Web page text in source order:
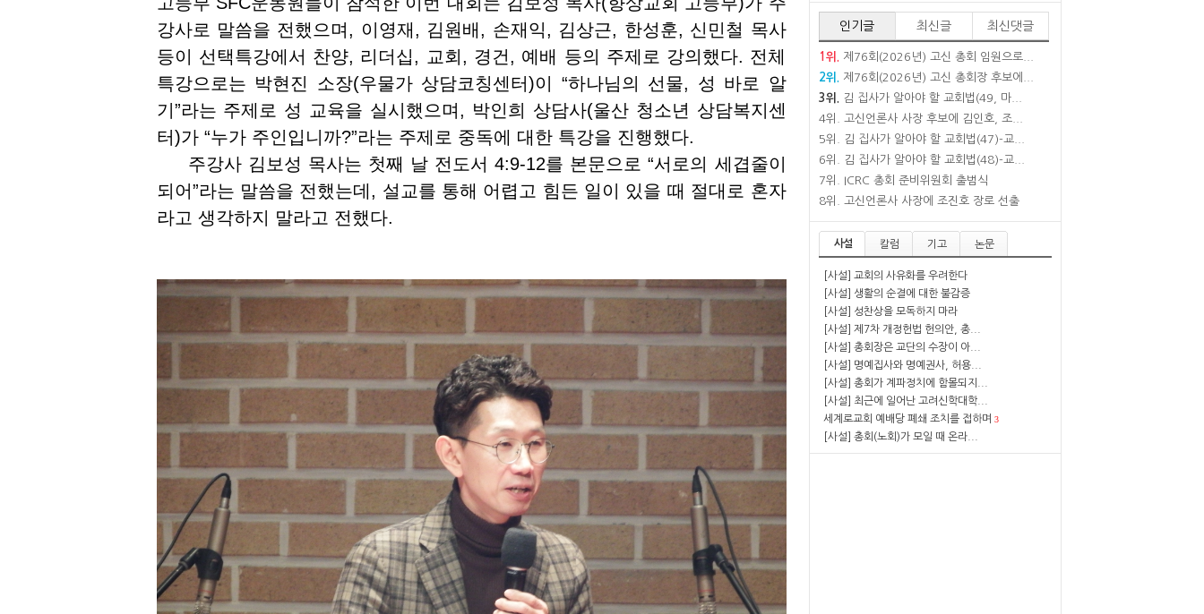
강사로 말씀을 전했으며, 이영재, 김원배, 손재익, 김상근, 한성훈, 신민철 목사
등이 선택특강에서 찬양, 리더십, 교회, 경건, 예배 등의 주제로 강의했다. 전체
특강으로는 박현진 소장(우물가 상담코칭센터)이 “하나님의 선물, 성 바로 알
기”라는 주제로 성 교육을 실시했으며, 박인희 상담사(울산 청소년 상담복지센
터)가 “누가 주인입니까?”라는 주제로 중독에 대한 특강을 진행했다.
주강사 김보성 목사는 첫째 날 전도서 4:9-12를 본문으로 “서로의 세겹줄이
되어”라는 말씀을 전했는데, 설교를 통해 어렵고 힘든 일이 있을 때 절대로 혼자
라고 생각하지 말라고 전했다.
인기글 최신글 최신댓글
1위.
제76회(2026년) 고신 총회 임원으로...
2위.
제76회(2026년) 고신 총회장 후보에...
3위.
김 집사가 알아야 할 교회법(49, 마...
4위.
고신언론사 사장 후보에 김인호, 조...
5위.
김 집사가 알아야 할 교회법(47)-교...
6위.
김 집사가 알아야 할 교회법(48)-교...
7위.
ICRC 총회 준비위원회 출범식
8위.
고신언론사 사장에 조진호 장로 선출
사설 칼럼 기고 논문
[사설] 교회의 사유화를 우려한다
[사설] 생활의 순결에 대한 불감증
[사설] 성찬상을 모독하지 마라
[사설] 제7차 개정헌법 헌의안, 총...
[사설] 총회장은 교단의 수장이 아...
[사설] 명예집사와 명예권사, 허용...
[사설] 총회가 계파정치에 함몰되지...
[사설] 최근에 일어난 고려신학대학...
세계로교회 예배당 폐쇄 조치를 접하며 3
[사설] 총회(노회)가 모일 때 온라...